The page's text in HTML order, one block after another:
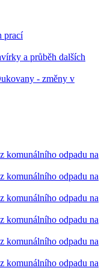
prací
a průběh dalších
- změny v
komunálního odpadu na
komunálního odpadu na
komunálního odpadu na
komunálního odpadu na
komunálního odpadu na
komunálního odpadu na